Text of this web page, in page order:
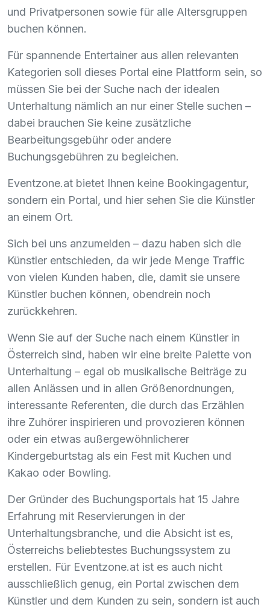
und Privatpersonen sowie für alle Altersgruppen
buchen können.
Für spannende Entertainer aus allen relevanten
Kategorien soll dieses Portal eine Plattform sein, so
müssen Sie bei der Suche nach der idealen
Unterhaltung nämlich an nur einer Stelle suchen –
dabei brauchen Sie keine zusätzliche
Bearbeitungsgebühr oder andere
Buchungsgebühren zu begleichen.
Eventzone.at bietet Ihnen keine Bookingagentur,
sondern ein Portal, und hier sehen Sie die Künstler
an einem Ort.
Sich bei uns anzumelden – dazu haben sich die
Künstler entschieden, da wir jede Menge Traffic
von vielen Kunden haben, die, damit sie unsere
Künstler buchen können, obendrein noch
zurückkehren.
Wenn Sie auf der Suche nach einem Künstler in
Österreich sind, haben wir eine breite Palette von
Unterhaltung – egal ob musikalische Beiträge zu
allen Anlässen und in allen Größenordnungen,
interessante Referenten, die durch das Erzählen
ihre Zuhörer inspirieren und provozieren können
oder ein etwas außergewöhnlicherer
Kindergeburtstag als ein Fest mit Kuchen und
Kakao oder Bowling.
Der Gründer des Buchungsportals hat 15 Jahre
Erfahrung mit Reservierungen in der
Unterhaltungsbranche, und die Absicht ist es,
Österreichs beliebtestes Buchungssystem zu
erstellen. Für Eventzone.at ist es auch nicht
ausschließlich genug, ein Portal zwischen dem
Künstler und dem Kunden zu sein, sondern ist auch